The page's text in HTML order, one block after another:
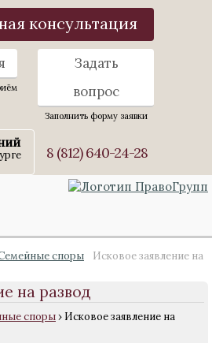
консультация
Задать
вопрос
Заполнить форму заявки
8 (812) 640-24-28
споры
Исковое заявление на
на развод
споры› Исковое заявление на